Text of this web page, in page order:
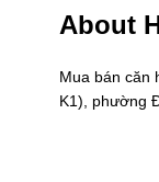
About
Mua bán căn
K1), phường